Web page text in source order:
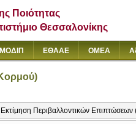
Ποιότητας
Θεσσαλονίκης
ΜΟΔΙΠ ΕΘΑΑΕ ΟΜΕΑ
Εκτίμηση Περιβαλλοντικών